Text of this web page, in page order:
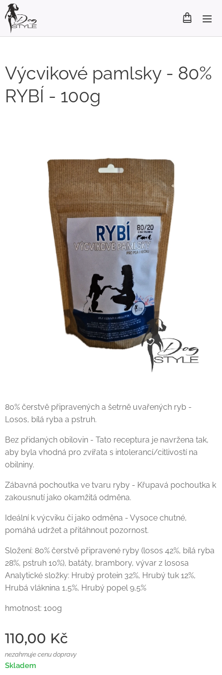
Výcvikové pamlsky - 80%
RYBÍ - 100g
80% čerstvě připravených a šetrně uvařených ryb -
Losos, bílá ryba a pstruh.
Bez přidaných obilovin - Tato receptura je navržena tak,
aby byla vhodná pro zvířata s intolerancí/citlivostí na
obilniny.
Zábavná pochoutka ve tvaru ryby - Křupavá pochoutka k
zakousnutí jako okamžitá odměna.
Ideální k výcviku či jako odměna - Vysoce chutné,
pomáhá udržet a přitáhnout pozornost.
Složení: 80% čerstvě připravené ryby (losos 42%, bílá ryba
28%, pstruh 10%), batáty, brambory, vývar z lososa
Analytické složky: Hrubý protein 32%, Hrubý tuk 12%,
Hrubá vláknina 1,5%, Hrubý popel 9,5%
hmotnost: 100g
110,00 Kč
nezahrnuje cenu dopravy
Skladem